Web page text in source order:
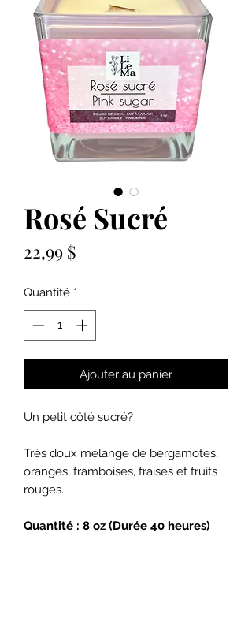
Rosé Sucré
22,99 $
Quantité *
Ajouter au panier
Un petit côté sucré?
Très doux mélange de bergamotes,
oranges, framboises, fraises et fruits
rouges.
Quantité : 8 oz (Durée 40 heures)